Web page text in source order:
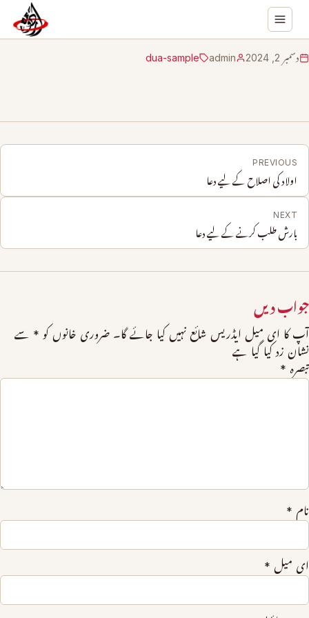
دسمبر 2, 2024 admin
dua-sample
PREVIOUS
اولاد کی اصلاح کے لیے دعا
NEXT
بارش طلب کرنے کے لیے دعا
جواب دیں
آپ کا ای میل ایڈریس شائع نہیں کیا جائے گا۔ ضروری خانوں کو * سے
نشان زد کیا گیا ہے
تبصرہ *
نام *
ای میل *